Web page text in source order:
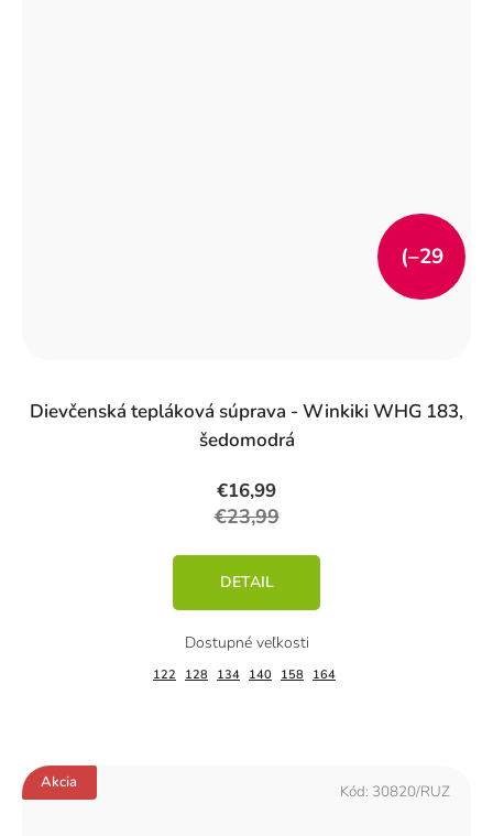
Dievčenská tepláková súprava - Winkiki WHG 183,
šedomodrá
€16,99
€23,99
(–29
DETAIL
122 128 134 140 158 164
Akcia Kód: 30820/RUZ